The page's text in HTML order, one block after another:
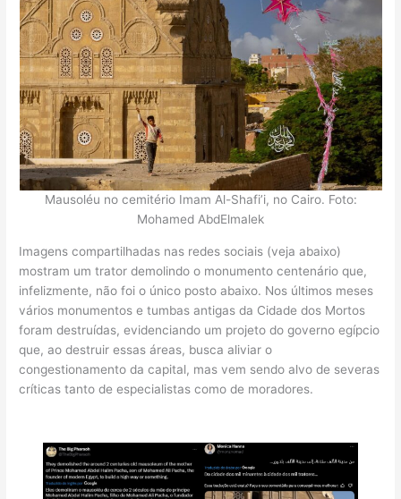
Mausoléu no cemitério Imam Al-Shafi’i, no Cairo. Foto:
Mohamed AbdElmalek
Imagens compartilhadas nas redes sociais (veja abaixo)
mostram um trator demolindo o monumento centenário que,
infelizmente, não foi o único posto abaixo. Nos últimos meses
vários monumentos e tumbas antigas da Cidade dos Mortos
foram destruídas, evidenciando um projeto do governo egípcio
que, ao destruir essas áreas, busca aliviar o
congestionamento da capital, mas vem sendo alvo de severas
críticas tanto de especialistas como de moradores.